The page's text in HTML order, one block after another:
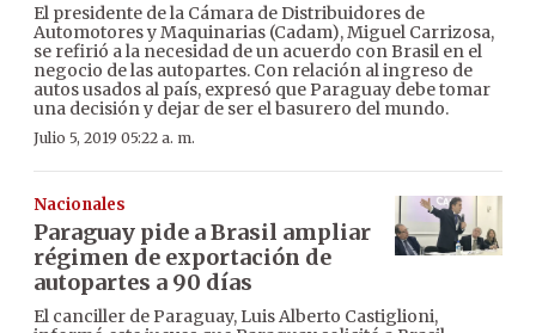
El presidente de la Cámara de Distribuidores de
Automotores y Maquinarias (Cadam), Miguel Carrizosa,
se refirió a la necesidad de un acuerdo con Brasil en el
negocio de las autopartes. Con relación al ingreso de
autos usados al país, expresó que Paraguay debe tomar
una decisión y dejar de ser el basurero del mundo.
Julio 5, 2019 05:22 a. m.
Nacionales
Paraguay pide a Brasil ampliar
régimen de exportación de
autopartes a 90 días
El canciller de Paraguay, Luis Alberto Castiglioni,